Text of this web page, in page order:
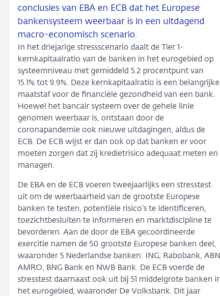
conclusies van EBA en ECB dat het Europese
bankensysteem weerbaar is in een uitdagend
macro-economisch scenario.
In het driejarige stressscenario daalt de Tier 1-
kernkapitaalratio van de banken in het eurogebied op
systeemniveau met gemiddeld 5.2 procentpunt van
15.1% tot 9.9%. Deze kernkapitaalratio is een belangrijke
maatstaf voor de financiële gezondheid van een bank.
Hoewel het bancair systeem over de gehele linie
genomen weerbaar is, ontstaan door de
coronapandemie ook nieuwe uitdagingen, aldus de
ECB. De ECB wijst er dan ook op dat banken er voor
moeten zorgen dat zij kredietrisico adequaat meten en
managen.
De EBA en de ECB voeren tweejaarlijks een stresstest
uit om de weerbaarheid van de grootste Europese
banken te testen, potentiële risico’s te identificeren,
toezichtbesluiten te informeren en marktdiscipline te
bevorderen. Aan de door de EBA gecoördineerde
exercitie namen de 50 grootste Europese banken deel,
waaronder 5 Nederlandse banken: ING, Rabobank, ABN
AMRO, BNG Bank en NWB Bank. De ECB voerde de
stresstest daarnaast ook uit bij 51 middelgrote banken
het eurogebied, waaronder De Volksbank. Dit jaar